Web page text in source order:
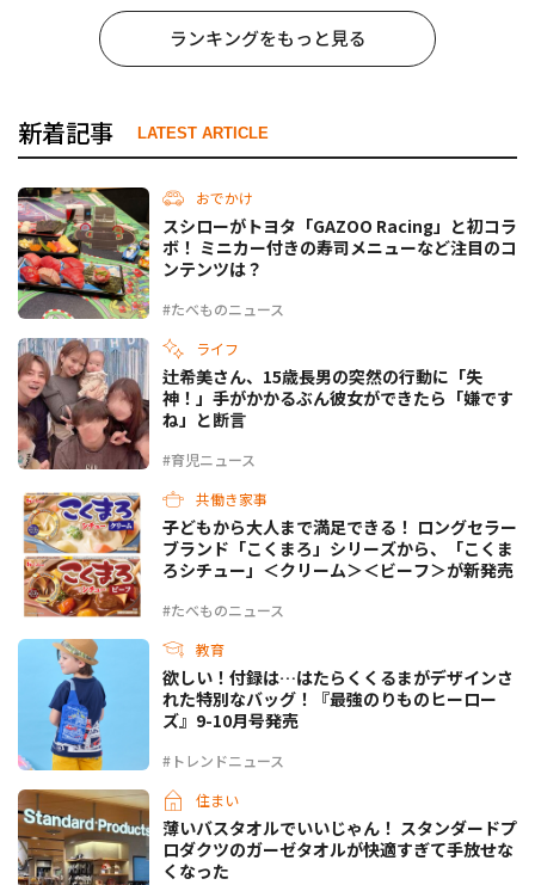
ランキングをもっと見る
新着記事 LATEST ARTICLE
おでかけ
#たべものニュース
スシローがトヨタ「GAZOO Racing」と初コラ
ボ！ ミニカー付きの寿司メニューなど注目のコ
ンテンツは？
ライフ
#育児ニュース
辻希美さん、15歳長男の突然の行動に「失
神！」手がかかるぶん彼女ができたら「嫌です
ね」と断言
共働き家事
#たべものニュース
子どもから大人まで満足できる！ ロングセラー
ブランド「こくまろ」シリーズから、「こくま
ろシチュー」＜クリーム＞＜ビーフ＞が新発売
教育
#トレンドニュース
欲しい！付録は…はたらくくるまがデザインさ
れた特別なバッグ！『最強のりものヒーロー
ズ』9-10月号発売
住まい
薄いバスタオルでいいじゃん！ スタンダードプ
ロダクツのガーゼタオルが快適すぎて手放せな
くなった